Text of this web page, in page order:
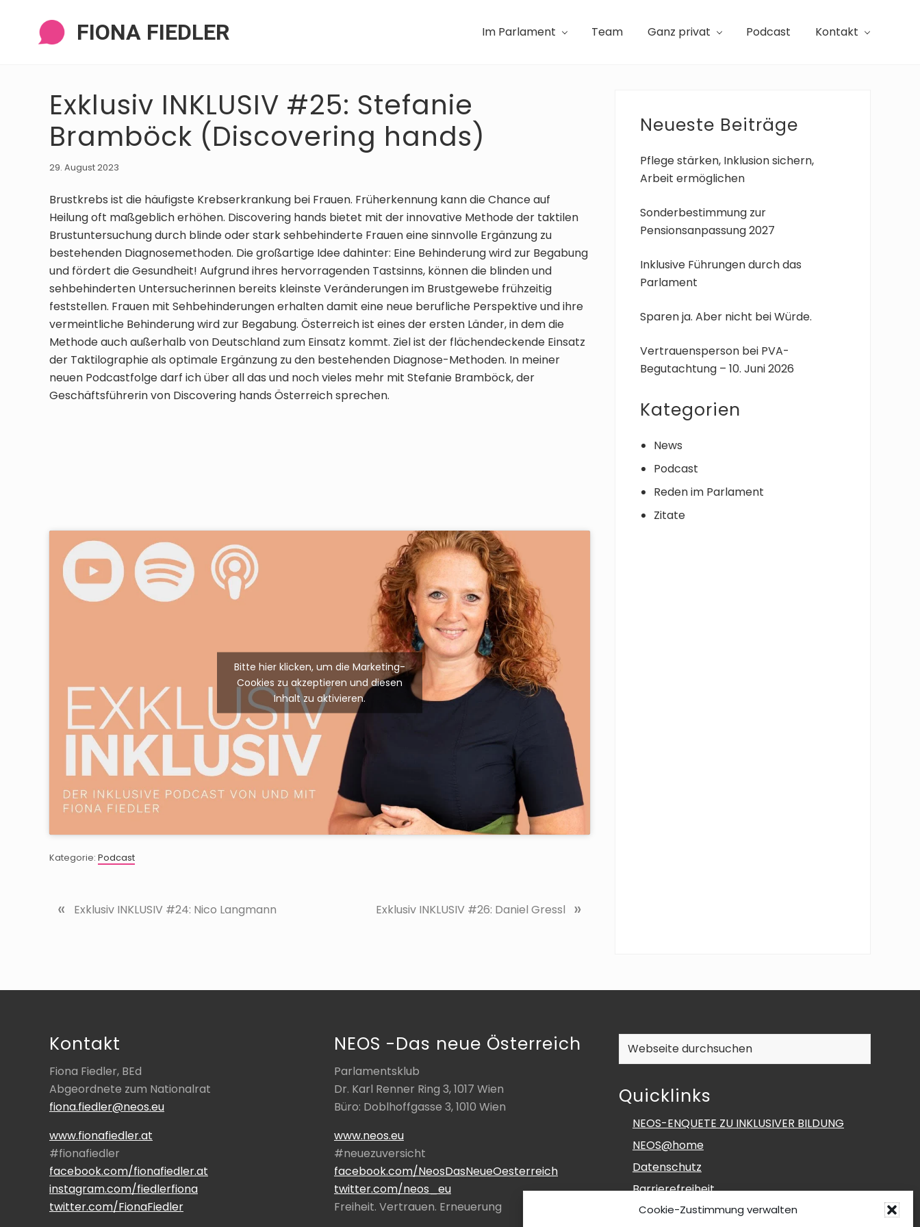
Cookie-Zustimmung verwalten
Navigation
springen
springen
Seitenspalte
springen
Fußzeile
springen
FIONA FIEDLER Im Parlament Team Ganz privat Podcast Kontakt
Exklusiv INKLUSIV #25: Stefanie
Bramböck (Discovering hands)
29. August 2023
Brustkrebs ist die häufigste Krebserkrankung bei Frauen. Früherkennung kann die Chance auf
Heilung oft maßgeblich erhöhen. Discovering hands bietet mit der innovative Methode der taktilen
Brustuntersuchung durch blinde oder stark sehbehinderte Frauen eine sinnvolle Ergänzung zu
bestehenden Diagnosemethoden. Die großartige Idee dahinter: Eine Behinderung wird zur Begabung
und fördert die Gesundheit! Aufgrund ihres hervorragenden Tastsinns, können die blinden und
sehbehinderten Untersucherinnen bereits kleinste Veränderungen im Brustgewebe frühzeitig
feststellen. Frauen mit Sehbehinderungen erhalten damit eine neue berufliche Perspektive und ihre
vermeintliche Behinderung wird zur Begabung. Österreich ist eines der ersten Länder, in dem die
Methode auch außerhalb von Deutschland zum Einsatz kommt. Ziel ist der flächendeckende Einsatz
der Taktilographie als optimale Ergänzung zu den bestehenden Diagnose-Methoden. In meiner
neuen Podcastfolge darf ich über all das und noch vieles mehr mit Stefanie Bramböck, der
Geschäftsführerin von Discovering hands Österreich sprechen.
Bitte hier klicken, um die Marketing-
Cookies zu akzeptieren und diesen
Inhalt zu aktivieren.
Kategorie: Podcast
V
r
e
r
B
e
i
r
a
g
:
« Exklusiv INKLUSIV #24: Nico Langmann
t
B
e
i
t
r
g
:
Exklusiv INKLUSIV #26: Daniel Gressl »
Seitenspalte
Neueste Beiträge
Pflege stärken, Inklusion sichern,
Arbeit ermöglichen
Sonderbestimmung zur
Pensionsanpassung 2027
Inklusive Führungen durch das
Parlament
Sparen ja. Aber nicht bei Würde.
Vertrauensperson bei PVA-
Begutachtung – 10. Juni 2026
Kategorien
News
Podcast
Reden im Parlament
Zitate
Kontakt
Fiona Fiedler, BEd
Abgeordnete zum Nationalrat
fiona.fiedler@neos.eu
www.fionafiedler.at
#fionafiedler
facebook.com/fionafiedler.at
instagram.com/fiedlerfiona
twitter.com/FionaFiedler
NEOS -Das neue Österreich
Parlamentsklub
Dr. Karl Renner Ring 3, 1017 Wien
Büro: Doblhoffgasse 3, 1010 Wien
www.neos.eu
#neuezuversicht
facebook.com/NeosDasNeueOesterreich
twitter.com/neos_eu
Freiheit. Vertrauen. Erneuerung
Webseite
Quicklinks
NEOS-ENQUETE ZU INKLUSIVER BILDUNG
NEOS@home
Datenschutz
Barrierefreiheit
Impressum